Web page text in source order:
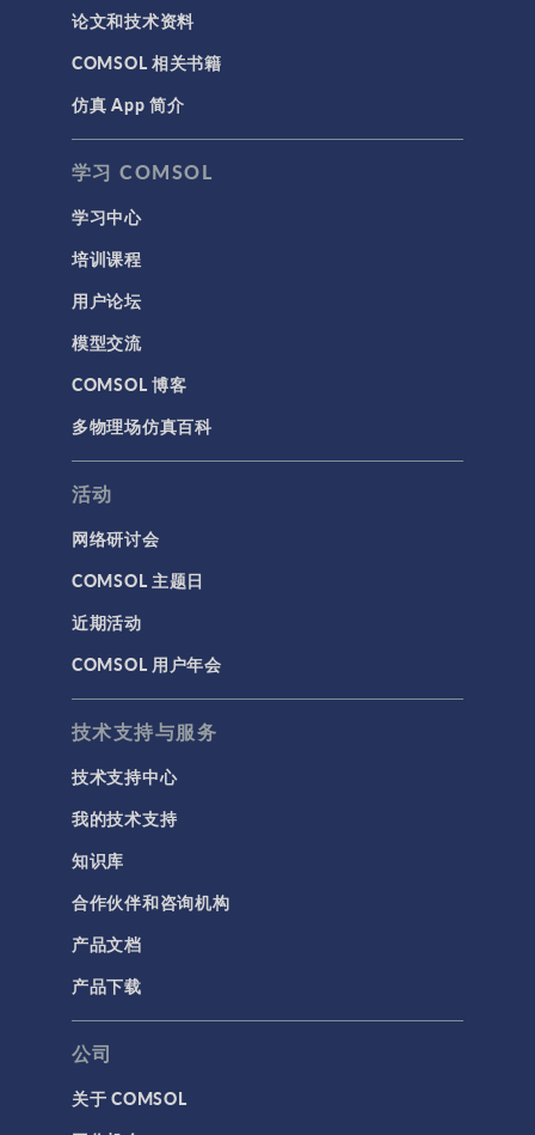
论文和技术资料
COMSOL 相关书籍
仿真 App 简介
学习 COMSOL
学习中心
培训课程
用户论坛
模型交流
COMSOL 博客
多物理场仿真百科
活动
网络研讨会
COMSOL 主题日
近期活动
COMSOL 用户年会
技术支持与服务
技术支持中心
我的技术支持
知识库
合作伙伴和咨询机构
产品文档
产品下载
公司
关于 COMSOL